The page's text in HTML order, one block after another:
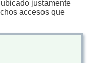
justamente
accesos que